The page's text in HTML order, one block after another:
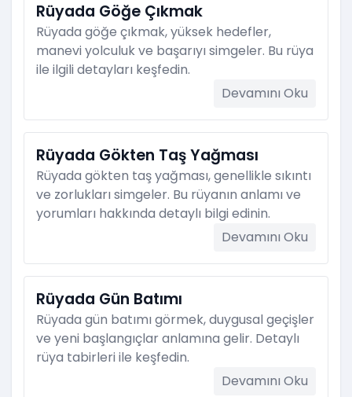
Rüyada Göğe Çıkmak
Rüyada göğe çıkmak, yüksek hedefler,
manevi yolculuk ve başarıyı simgeler. Bu rüya
ile ilgili detayları keşfedin.
Devamını Oku
Rüyada Gökten Taş Yağması
Rüyada gökten taş yağması, genellikle sıkıntı
ve zorlukları simgeler. Bu rüyanın anlamı ve
yorumları hakkında detaylı bilgi edinin.
Devamını Oku
Rüyada Gün Batımı
Rüyada gün batımı görmek, duygusal geçişler
ve yeni başlangıçlar anlamına gelir. Detaylı
rüya tabirleri ile keşfedin.
Devamını Oku